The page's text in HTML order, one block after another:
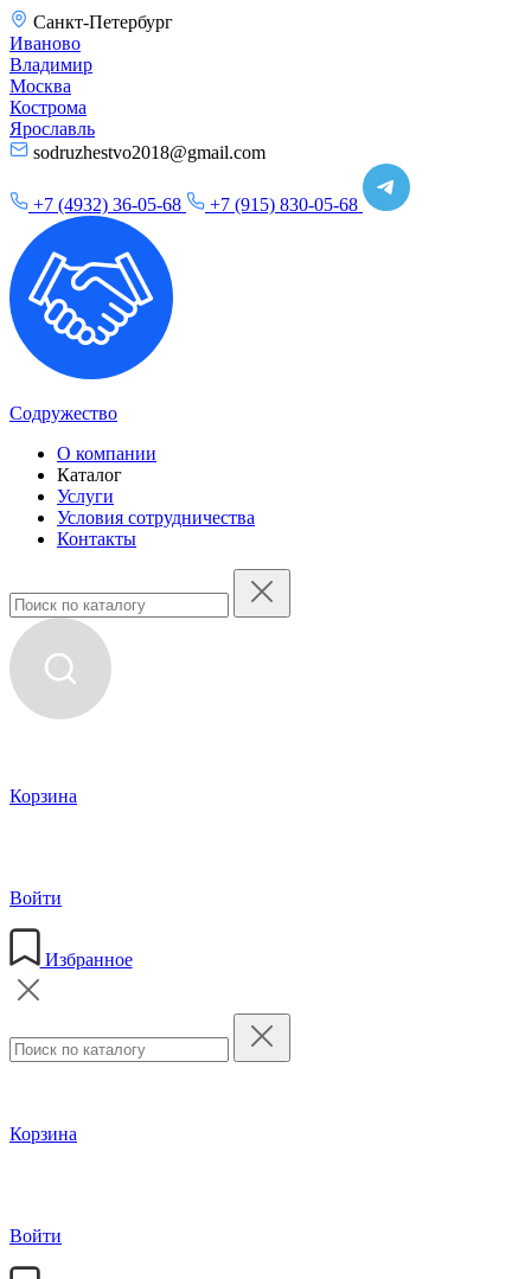
Санкт-Петербург
Иваново
Владимир
Москва
Кострома
Ярославль
sodruzhestvo2018@gmail.com
+7 (4932) 36-05-68 +7 (915) 830-05-68
Содружество
О компании
Каталог
Услуги
Условия сотрудничества
Контакты
Корзина
Войти
Избранное
Корзина
Войти